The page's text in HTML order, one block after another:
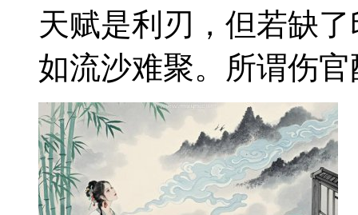
天赋是利刃，但若缺
如流沙难聚。所谓伤